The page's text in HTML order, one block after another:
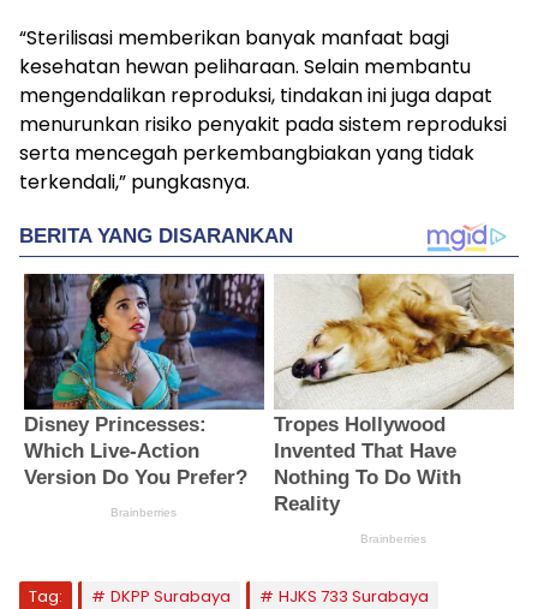
“Sterilisasi memberikan banyak manfaat bagi
kesehatan hewan peliharaan. Selain membantu
mengendalikan reproduksi, tindakan ini juga dapat
menurunkan risiko penyakit pada sistem reproduksi
serta mencegah perkembangbiakan yang tidak
terkendali,” pungkasnya.
Tag: DKPP Surabaya
HJKS 733 Surabaya